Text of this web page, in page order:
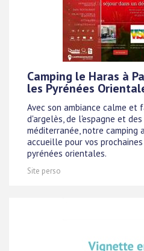
Camping le Haras à
les Pyrénées
Avec son ambiance calme et
d'argelès, de l'espagne et
méditerranée, notre camping
accueille pour vos
pyrénées orientales.
Site perso